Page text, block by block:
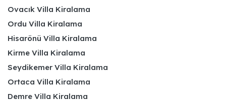
Ovacık Villa Kiralama
Ordu Villa Kiralama
Hisarönü Villa Kiralama
Kirme Villa Kiralama
Seydikemer Villa Kiralama
Ortaca Villa Kiralama
Demre Villa Kiralama